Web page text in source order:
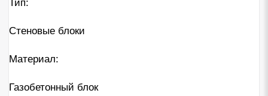
Тип:
Стеновые блоки
Материал:
Газобетонный блок